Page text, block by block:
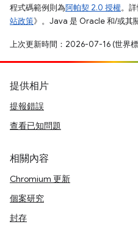
程式碼範例則為阿帕契 2.0 授權。
站政策》。Java 是 Oracle 和/或其
上次更新時間：2026-07-16 (世界標
提供相片
提報錯誤
查看已知問題
相關內容
Chromium 更新
個案研究
封存